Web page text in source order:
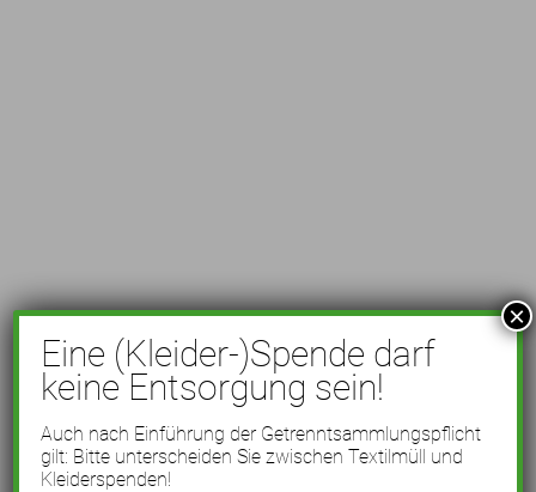
Eine (Kleider-)Spende darf
keine Entsorgung sein!
Auch nach Einführung der Getrenntsammlungspflicht
gilt: Bitte unterscheiden Sie zwischen Textilmüll und
Kleiderspenden!
×